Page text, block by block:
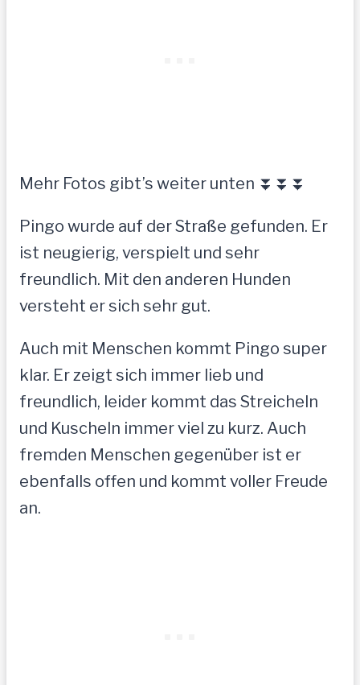
Mehr Fotos gibt’s weiter unten ⏬⏬⏬
Pingo wurde auf der Straße gefunden. Er
ist neugierig, verspielt und sehr
freundlich. Mit den anderen Hunden
versteht er sich sehr gut.
Auch mit Menschen kommt Pingo super
klar. Er zeigt sich immer lieb und
freundlich, leider kommt das Streicheln
und Kuscheln immer viel zu kurz. Auch
fremden Menschen gegenüber ist er
ebenfalls offen und kommt voller Freude
an.